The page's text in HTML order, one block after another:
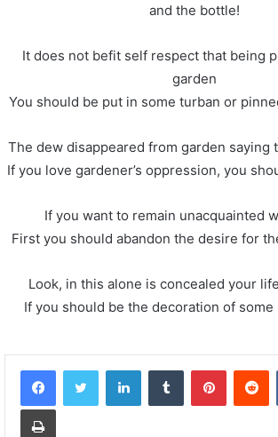
and the bottle!
It does not befit self respect that being
garden
You should be put in some turban or
The dew disappeared from garden saying
If you love gardener’s oppression, you
If you want to remain unacquainted
First you should abandon the desire for
Look, in this alone is concealed your
If you should be the decoration of some
LinkedInTumblr Pinterest
Print